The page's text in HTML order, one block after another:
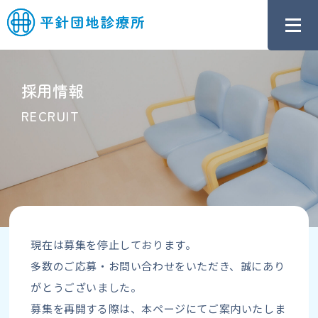
採用情報
RECRUIT
現在は募集を停止しております。
多数のご応募・お問い合わせをいただき、誠にあり
がとうございました。
募集を再開する際は、本ページにてご案内いたしま